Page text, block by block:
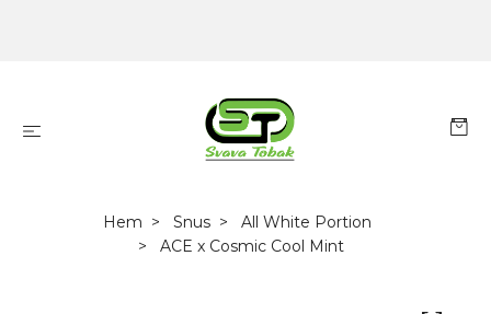
Hem Snus
All White Portion
ACE x Cosmic Cool Mint